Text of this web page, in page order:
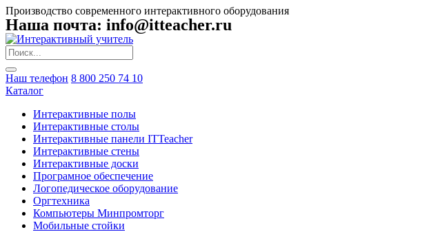
Производство современного интерактивного оборудования
Наша почта: info@itteacher.ru
Наш телефон 8 800 250 74 10
Каталог
Интерактивные полы
Интерактивные столы
Интерактивные панели ITTeacher
Интерактивные стены
Интерактивные доски
Програмное обеспечение
Логопедическое оборудование
Оргтехника
Компьютеры Минпромторг
Мобильные стойки